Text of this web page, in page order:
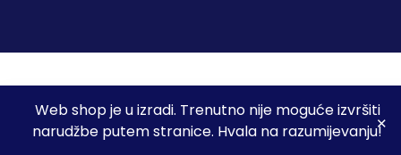
Web shop je u izradi. Trenutno nije moguće izvršiti
narudžbe putem stranice. Hvala na razumijevanju!
Moj račun